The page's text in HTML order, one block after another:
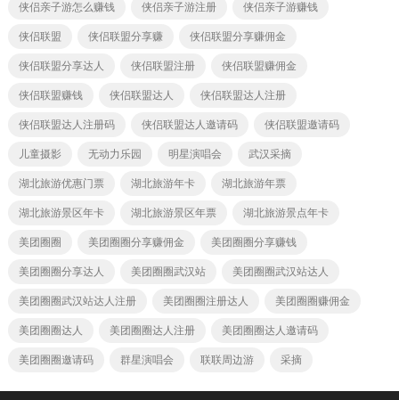
侠侣亲子游怎么赚钱 侠侣亲子游注册 侠侣亲子游赚钱
侠侣联盟 侠侣联盟分享赚 侠侣联盟分享赚佣金
侠侣联盟分享达人 侠侣联盟注册 侠侣联盟赚佣金
侠侣联盟赚钱 侠侣联盟达人 侠侣联盟达人注册
侠侣联盟达人注册码 侠侣联盟达人邀请码 侠侣联盟邀请码
儿童摄影 无动力乐园 明星演唱会 武汉采摘
湖北旅游优惠门票 湖北旅游年卡 湖北旅游年票
湖北旅游景区年卡 湖北旅游景区年票 湖北旅游景点年卡
美团圈圈 美团圈圈分享赚佣金 美团圈圈分享赚钱
美团圈圈分享达人 美团圈圈武汉站 美团圈圈武汉站达人
美团圈圈武汉站达人注册 美团圈圈注册达人 美团圈圈赚佣金
美团圈圈达人 美团圈圈达人注册 美团圈圈达人邀请码
美团圈圈邀请码 群星演唱会 联联周边游 采摘